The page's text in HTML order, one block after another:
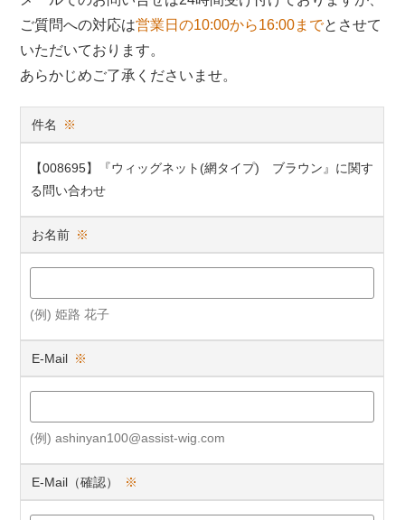
ご質問への対応は営業日の10:00から16:00までとさせて
いただいております。
あらかじめご了承くださいませ。
件名 ※
【008695】『ウィッグネット(網タイプ) ブラウン』に関す
る問い合わせ
お名前 ※
(例) 姫路 花子
E-Mail ※
(例) ashinyan100@assist-wig.com
E-Mail（確認） ※